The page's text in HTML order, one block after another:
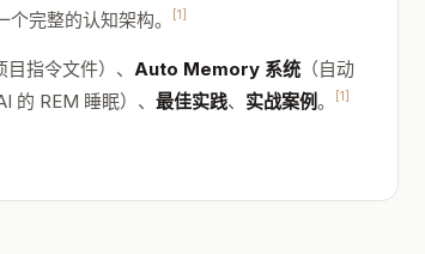
完整的认知架构。 [1]
目指令文件）、 Auto Memory 系统 （自动
AI 的 REM 睡眠）、 最佳实践、 实战案例。 [1]